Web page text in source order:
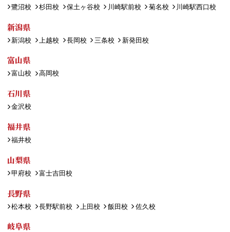
鷺沼校 杉田校 保土ヶ谷校 川崎駅前校 菊名校 川崎駅西口校
新潟県
新潟校 上越校 長岡校 三条校 新発田校
富山県
富山校 高岡校
石川県
金沢校
福井県
福井校
山梨県
甲府校 富士吉田校
長野県
松本校 長野駅前校 上田校 飯田校 佐久校
岐阜県